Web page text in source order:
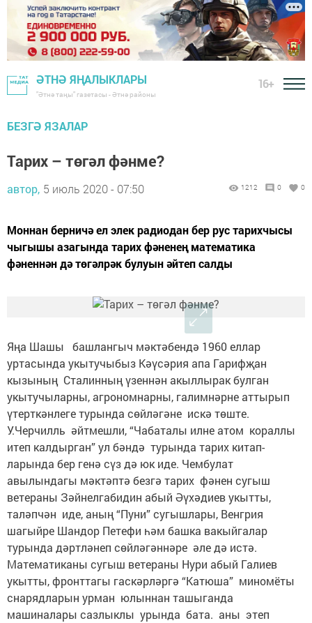
ӘТНӘ ЯҢАЛЫКЛАРЫ
"Әтнә таңы" газетасы - Әтнә районы
16+
БЕЗГӘ ЯЗАЛАР
Тарих – төгәл фәнме?
автор, 5 июль 2020 - 07:50 1212 0 0
Моннан берничә ел элек радиодан бер рус тарихчысы
чыгышы азагында тарих фәненең математика
фәненнән дә төгәлрәк булуын әйтеп салды
Яңа Шашы башлангыч мәктәбендә 1960 еллар
уртасында укытучыбыз Кәүсәрия апа Гарифҗан
кызының Сталинның үзеннән акыллырак булган
укытучыларны, агрономнарны, галимнәрне аттырып
үтерткәнлеге турында сөйләгәне искә төште.
У.Черчилль әйтмешли, “Чабаталы илне атом кораллы
итеп калдырган” ул бәндә турында тарих китап­
ларында бер генә сүз дә юк иде. Чембулат
авылындагы мәктәптә безгә тарих фәнен сугыш
ветераны Зәйнелгабидин абый Әүхәдиев укытты,
таләпчән иде, аның “Пуни” сугышлары, Венгрия
шагыйре Шандор Петефи һәм башка вакыйгалар
турында дәртләнеп сөйләгәннәре әле дә истә.
Математиканы сугыш ветераны Нури абый Галиев
укытты, фронттагы гаскәрләргә “Катюша” миномёты
снарядларын урман юлыннан ташыганда
машиналары сазлыклы урында бата. аны этеп